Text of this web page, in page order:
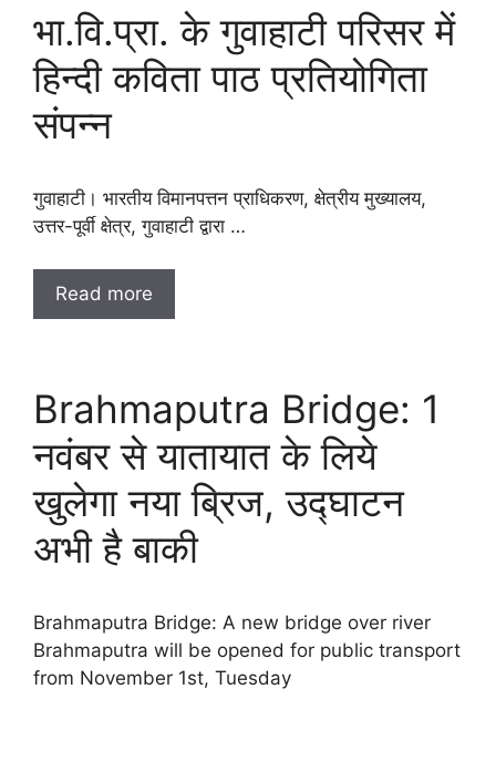
भा.वि.प्रा. के गुवाहाटी परिसर में
हिन्दी कविता पाठ प्रतियोगिता
संपन्न
गुवाहाटी। भारतीय विमानपत्तन प्राधिकरण, क्षेत्रीय मुख्यालय,
उत्तर-पूर्वी क्षेत्र, गुवाहाटी द्वारा …
Read more
Brahmaputra Bridge: 1
नवंबर से यातायात के लिये
खुलेगा नया ब्रिज, उद्घाटन
अभी है बाकी
Brahmaputra Bridge: A new bridge over river
Brahmaputra will be opened for public transport
from November 1st, Tuesday